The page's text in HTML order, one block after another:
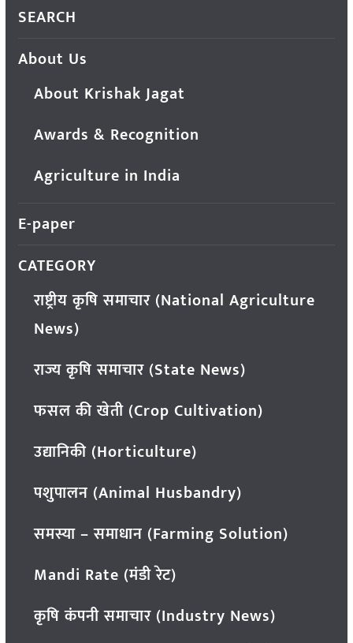
SEARCH
About Us
About Krishak Jagat
Awards & Recognition
Agriculture in India
E-paper
CATEGORY
राष्ट्रीय कृषि समाचार (National Agriculture
News)
राज्य कृषि समाचार (State News)
फसल की खेती (Crop Cultivation)
उद्यानिकी (Horticulture)
पशुपालन (Animal Husbandry)
समस्या – समाधान (Farming Solution)
Mandi Rate (मंडी रेट)
कृषि कंपनी समाचार (Industry News)